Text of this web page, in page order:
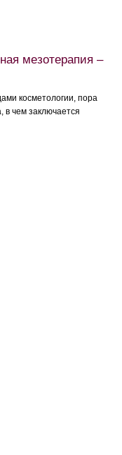
мезотерапия –
косметологии, пора
в чем заключается